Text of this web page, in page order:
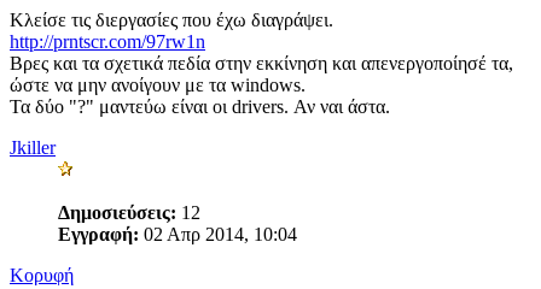
Κλείσε τις διεργασίες που έχω διαγράψει.
http://prntscr.com/97rw1n
Βρες και τα σχετικά πεδία στην εκκίνηση και απενεργοποίησέ τα,
ώστε να μην ανοίγουν με τα windows.
Τα δύο "?" μαντεύω είναι οι drivers. Αν ναι άστα.
Jkiller
Δημοσιεύσεις: 12
Εγγραφή: 02 Απρ 2014, 10:04
Κορυφή